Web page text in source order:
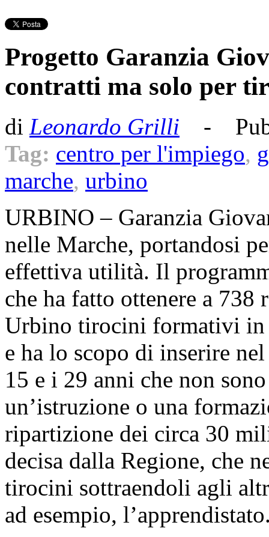
Progetto Garanzia
contratti ma solo per
di Leonardo Grilli -
Tag: centro per l'impiego,
marche, urbino
URBINO – Garanzia
nelle Marche, portandosi
effettiva utilità. Il
che ha fatto ottenere a 738
Urbino tirocini formativi in
e ha lo scopo di inserire
15 e i 29 anni che non
un’istruzione o una
ripartizione dei circa 30
decisa dalla Regione, che
tirocini sottraendoli agli
ad esempio,